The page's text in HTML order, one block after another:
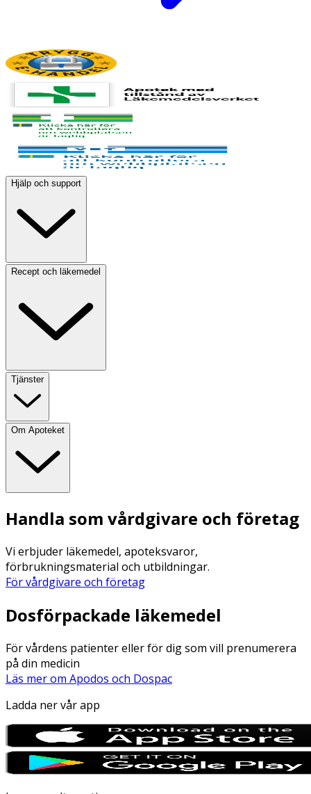
Hjälp och support
Recept och läkemedel
Tjänster
Om Apoteket
Handla som vårdgivare och företag
Vi erbjuder läkemedel, apoteksvaror,
förbrukningsmaterial och utbildningar.
För vårdgivare och företag
Dosförpackade läkemedel
För vårdens patienter eller för dig som vill prenumerera
på din medicin
Läs mer om Apodos och Dospac
Ladda ner vår app